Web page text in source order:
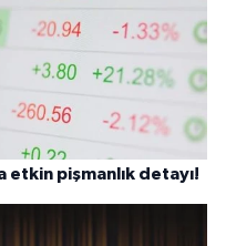
pişmanlık detayı!